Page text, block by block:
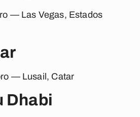
— Las Vegas, Estados
— Lusail, Catar
Dhabi